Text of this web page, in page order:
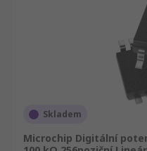
Skladem
Microchip Digitální